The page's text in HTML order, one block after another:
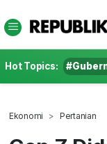
Hot Topics:
Ekonomi Pertanian